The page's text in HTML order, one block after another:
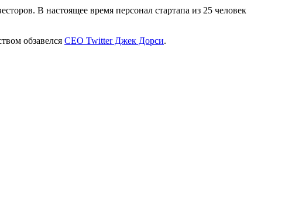
В настоящее время персонал стартапа из 25 человек
обзавелся CEO Twitter Джек Дорси.